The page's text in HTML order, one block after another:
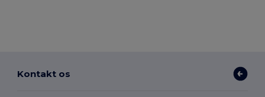
Kontakt os